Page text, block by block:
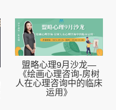
盟略心理9月沙龙—
《绘画心理咨询-房树
人在心理咨询中的临床
运用》